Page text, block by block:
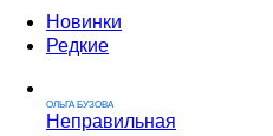
Новинки
Редкие
ОЛЬГА БУЗОВА
Неправильная